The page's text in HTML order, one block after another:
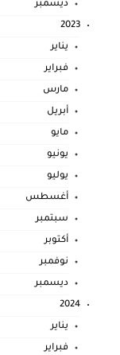
ديسمبر
2023
يناير
فبراير
مارس
أبريل
مايو
يونيو
يوليو
أغسطس
سبتمبر
أكتوبر
نوفمبر
ديسمبر
2024
يناير
فبراير